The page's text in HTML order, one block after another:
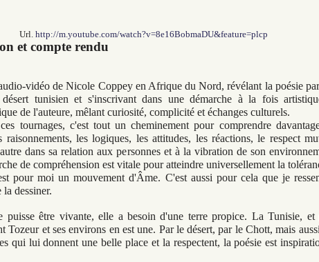
Url. http://m.youtube.com/watch?v=8e16BobmaDU&feature=plcp
et compte rendu
vidéo de Nicole Coppey en Afrique du Nord, révélant la poésie
tunisien et s'inscrivant dans une démarche à la fois
de l'auteure, mêlant curiosité, complicité et échanges culturels.
tournages, c'est tout un cheminement pour comprendre
raisonnements, les logiques, les attitudes, les réactions, le respect
dans sa relation aux personnes et à la vibration de son
de compréhension est vitale pour atteindre universellement la
pour moi un mouvement d'Âme. C'est aussi pour cela que je
la dessiner.
puisse être vivante, elle a besoin d'une terre propice. La Tunisie, et
Tozeur et ses environs en est une. Par le désert, par le Chott, mais
qui lui donnent une belle place et la respectent, la poésie est